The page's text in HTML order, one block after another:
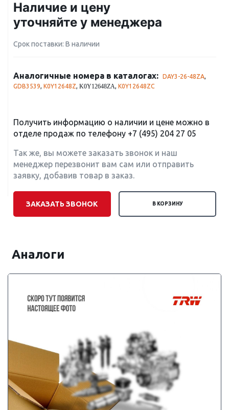
Наличие и цену
уточняйте у менеджера
Срок поставки: В наличии
Аналогичные номера в каталогах: DAY3-26-48ZA,
GDB3539, K0Y12648Z, K0Y12648ZA, K0Y12648ZC
Получить информацию о наличии и цене можно в
отделе продаж по телефону +7 (495) 204 27 05
Так же, вы можете заказать звонок и наш
менеджер перезвонит вам сам или отправить
заявку, добавив товар в заказ.
ЗАКАЗАТЬ ЗВОНОК В КОРЗИНУ
Аналоги